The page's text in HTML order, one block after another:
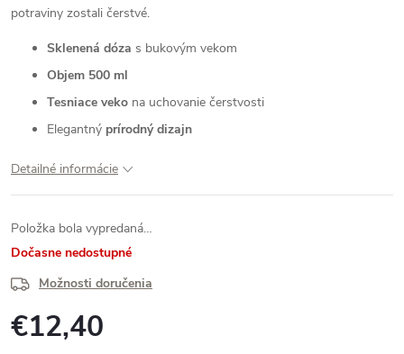
potraviny zostali čerstvé.
Sklenená dóza s bukovým vekom
Objem 500 ml
Tesniace veko na uchovanie čerstvosti
Elegantný prírodný dizajn
Detailné informácie
Položka bola vypredaná…
Dočasne nedostupné
Možnosti doručenia
€12,40